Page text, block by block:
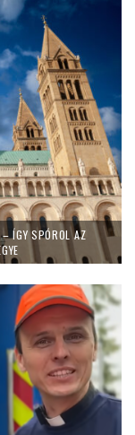
ÍGY SPÓROL AZ